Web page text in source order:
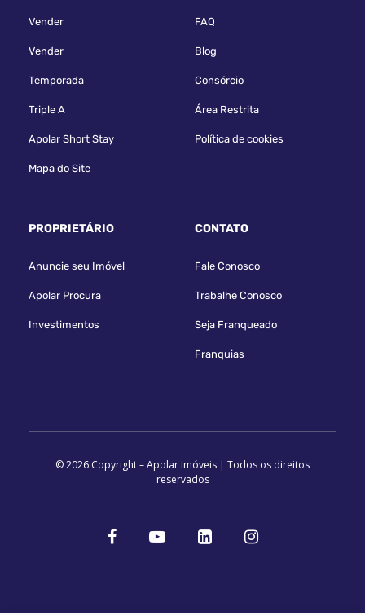
Vender
Vender
Temporada
Triple A
Apolar Short Stay
Mapa do Site
FAQ
Blog
Consórcio
Área Restrita
Política de cookies
PROPRIETÁRIO
Anuncie seu Imóvel
Apolar Procura
Investimentos
CONTATO
Fale Conosco
Trabalhe Conosco
Seja Franqueado
Franquias
© 2026 Copyright – Apolar Imóveis | Todos os direitos
reservados